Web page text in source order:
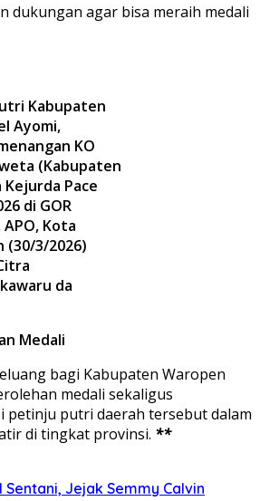
dukungan agar bisa meraih medali
Kabupaten
Ayomi,
KO
(Kabupaten
Kejurda Pace
di GOR
Kota
(30/3/2026)
da
Medali
bagi Kabupaten Waropen
medali sekaligus
petinju putri daerah tersebut dalam
di tingkat provinsi. **
Jejak Semmy Calvin